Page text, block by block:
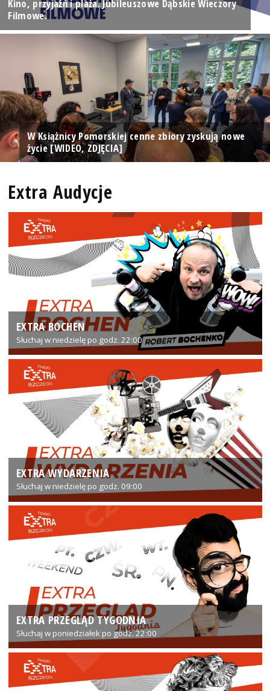
Kino, przyjaźń i plaża. Jubileuszowe Dąbskie Wieczory
Filmowe.
W Książnicy Pomorskiej cenne zbiory zyskują nowe
życie [WIDEO, ZDJĘCIA]
Extra Audycje
EXTRA BOCHEN
Słuchaj w niedzielę po godz. 22:00
EXTRA WYDARZENIA
Słuchaj w niedzielę po godz. 09:00
EXTRA PRZEGLĄD TYGODNIA
Słuchaj w poniedziałek po godz. 22:00